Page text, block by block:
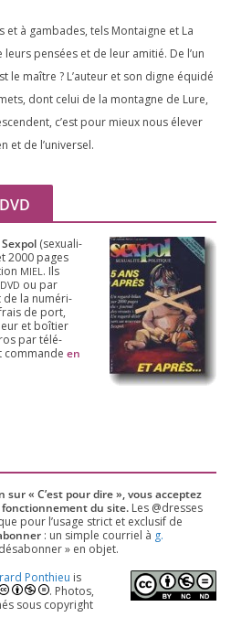
et à gam­bades, tels Montaigne et La
pen­sées et de leur ami­tié. De l’un
le maître ? L’auteur et son digne équi­dé
dont celui de la mon­tagne de Lure,
c’est pour mieux nous éle­ver
et de l’universel.
DVD
(sexua­li­
2000 pages
MIEL. Ils
DVD ou par
de la numé­ri­
de port,
et boî­tier
par télé­
com­mande en
« C’est pour dire », vous accep­tez
fonc­tion­ne­ment du site. Les @dresses
pour l’u­sage strict et exclu­sif de
: un simple cour­riel à g.​
» en objet.
Ponthieu is
. Photos,
sous copy­right